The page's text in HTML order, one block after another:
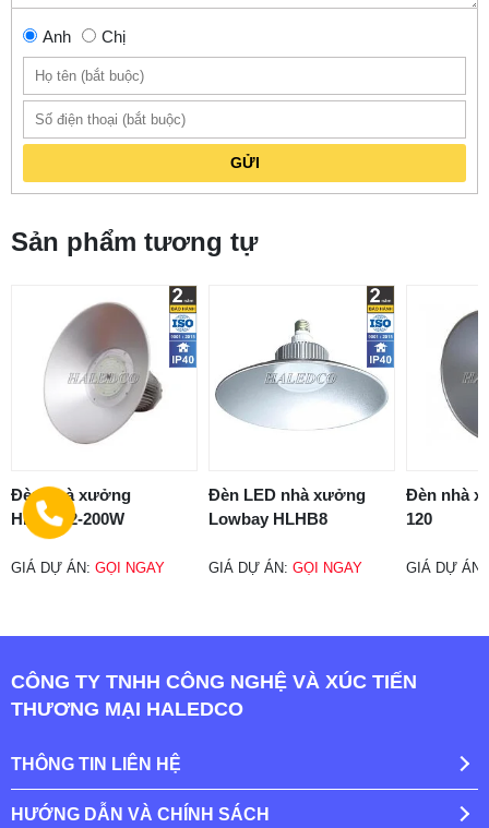
Anh Chị
GỬI
Sản phẩm tương tự
Đèn nhà xưởng
HLHBU2-200W
GIÁ DỰ ÁN: GỌI NGAY
Đèn LED nhà xưởng
Lowbay HLHB8
GIÁ DỰ ÁN:GỌI NGAY
Đèn nhà
120
GIÁ DỰ
CÔNG TY TNHH CÔNG NGHỆ VÀ XÚC TIẾN
THƯƠNG MẠI HALEDCO
THÔNG TIN LIÊN HỆ
HƯỚNG DẪN VÀ CHÍNH SÁCH